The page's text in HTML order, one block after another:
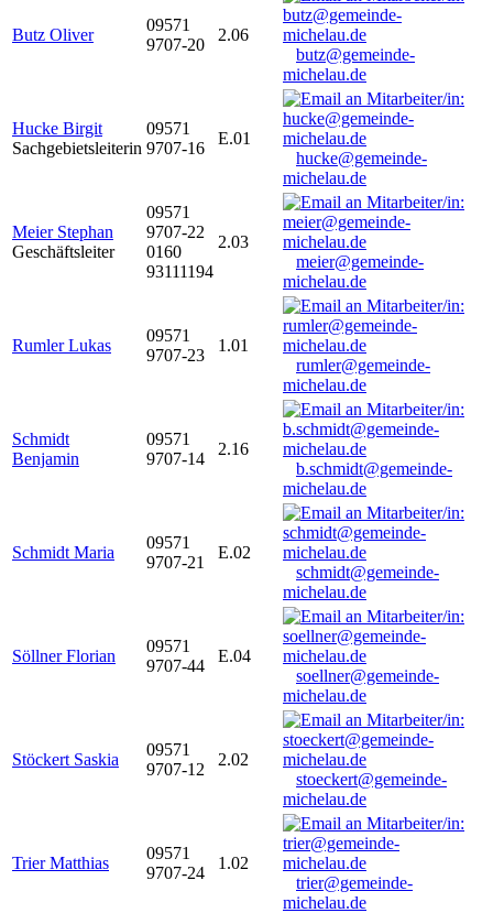
Butz Oliver
09571
9707-20
2.06
butz@gemeinde-
michelau.de
Hucke Birgit
Sachgebietsleiterin
09571
9707-16
E.01
hucke@gemeinde-
michelau.de
Meier Stephan
Geschäftsleiter
09571
9707-22
0160
93111194
2.03
meier@gemeinde-
michelau.de
Rumler Lukas
09571
9707-23
1.01
rumler@gemeinde-
michelau.de
Schmidt
Benjamin
09571
9707-14
2.16
b.schmidt@gemeinde-
michelau.de
Schmidt Maria
09571
9707-21
E.02
schmidt@gemeinde-
michelau.de
Söllner Florian
09571
9707-44
E.04
soellner@gemeinde-
michelau.de
Stöckert Saskia
09571
9707-12
2.02
stoeckert@gemeinde-
michelau.de
Trier Matthias
09571
9707-24
1.02
trier@gemeinde-
michelau.de